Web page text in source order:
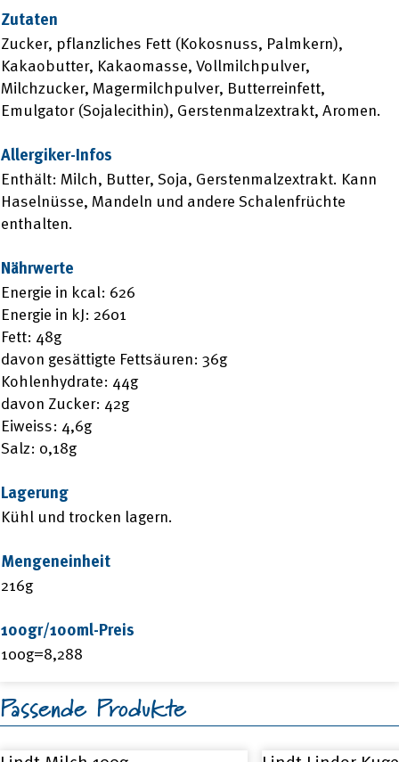
Zutaten
Zucker, pflanzliches Fett (Kokosnuss, Palmkern),
Kakaobutter, Kakaomasse, Vollmilchpulver,
Milchzucker, Magermilchpulver, Butterreinfett,
Emulgator (Sojalecithin), Gerstenmalzextrakt, Aromen.
Allergiker-Infos
Enthält: Milch, Butter, Soja, Gerstenmalzextrakt. Kann
Haselnüsse, Mandeln und andere Schalenfrüchte
enthalten.
Nährwerte
Energie in kcal: 626
Energie in kJ: 2601
Fett: 48g
davon gesättigte Fettsäuren: 36g
Kohlenhydrate: 44g
davon Zucker: 42g
Eiweiss: 4,6g
Salz: 0,18g
Lagerung
Kühl und trocken lagern.
Mengeneinheit
216g
100gr/100ml-Preis
100g=8,288
Passende Produkte